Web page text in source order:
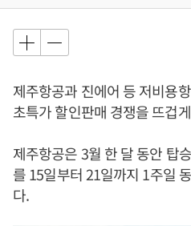
제주항공과 진에어 등 저비용
초특가 할인판매 경쟁을 뜨겁
제주항공은 3월 한 달 동안 탑
를 15일부터 21일까지 1주일
다.